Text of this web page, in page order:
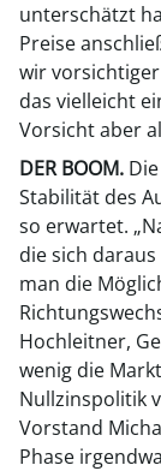
unterschätzt
Preise
wir
das vielleicht
Vorsicht aber
DER BOOM.
Stabilität des
so erwartet.
die sich
man die
Hochleitner,
wenig die
Nullzinspolitik
Vorstand
Phase